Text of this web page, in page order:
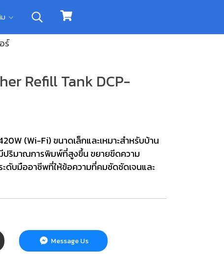
ร์
Refill Tank DCP-
(Wi-Fi) ขนาดเล็กและเหมาะสำหรับบ้าน
ปริมาณการพิมพ์ที่สูงขึ้น ขยายขีดความ
บมืออาชีพที่ให้ข้อความที่คมชัดชัดเจนและ
Message Us